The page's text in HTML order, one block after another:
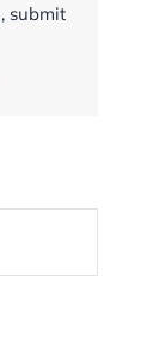
submit